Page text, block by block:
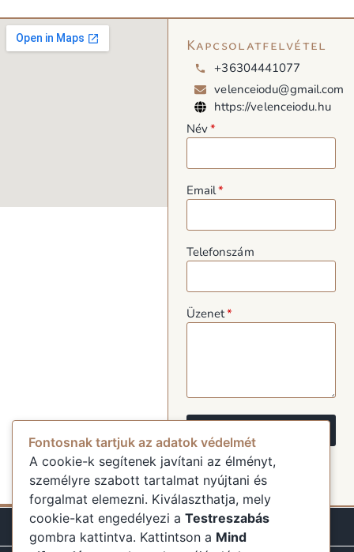
Kapcsolatfelvétel
+36304441077
velenceiodu@gmail.com
https://velenceiodu.hu
Név
Email
Telefonszám
Üzenet
Fontosnak tartjuk az adatok védelmét
A cookie-k segítenek javítani az élményt,
személyre szabott tartalmat nyújtani és
forgalmat elemezni. Kiválaszthatja, mely
cookie-kat engedélyezi a Testreszabás
gombra kattintva. Kattintson a Mind